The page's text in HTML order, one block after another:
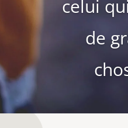
celui
de